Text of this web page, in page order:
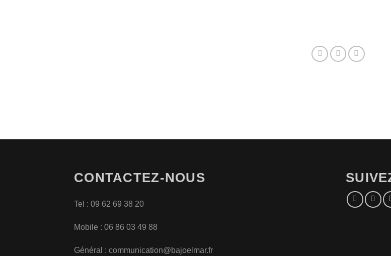
CONTACTEZ-NOUS
Tel : 09 62 69 38 20
Mobile : 06 86 03 49 88
Général : communication@bajoelmar.fr